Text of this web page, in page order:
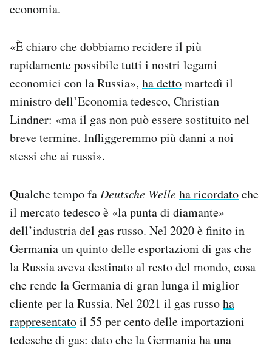
economia.
«È chiaro che dobbiamo recidere il più
rapidamente possibile tutti i nostri legami
economici con la Russia», ha dettomartedì il
ministro dell’Economia tedesco, Christian
Lindner: «ma il gas non può essere sostituito nel
breve termine. Infliggeremmo più danni a noi
stessi che ai russi».
Qualche tempo faDeutsche Welleha ricordatoche
il mercato tedesco è «la punta di diamante»
dell’industria del gas russo. Nel 2020 è finito in
Germania un quinto delle esportazioni di gas che
la Russia aveva destinato al resto del mondo, cosa
che rende la Germania di gran lunga il miglior
cliente per la Russia. Nel 2021 il gas russoha
rappresentatoil 55 per cento delle importazioni
tedesche di gas: dato che la Germania ha una